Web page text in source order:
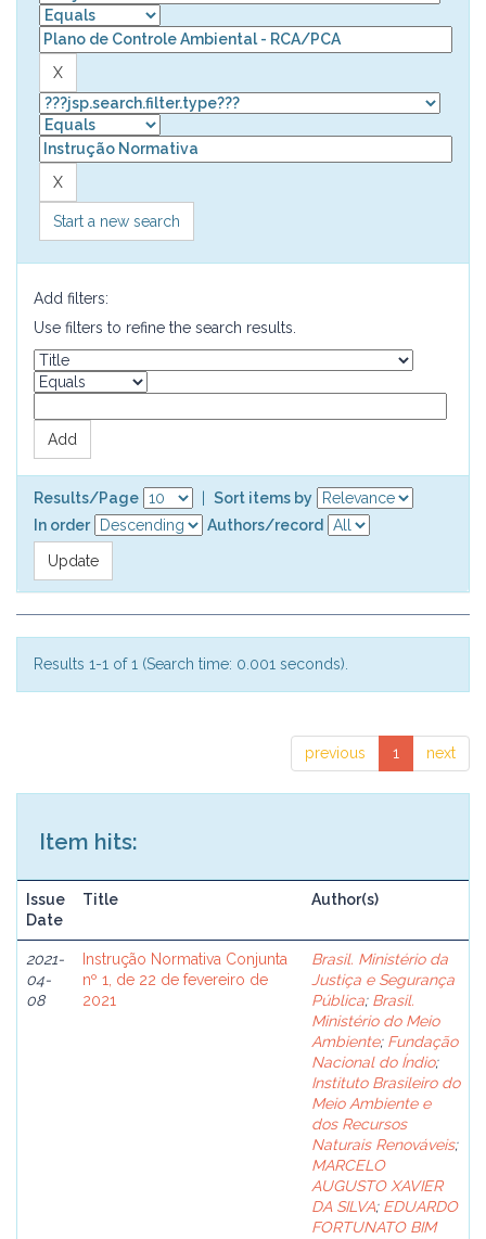
Start a new search
Add filters:
Use filters to refine the search results.
Results/Page
Sort items by
In order
Authors/record
Results 1-1 of 1 (Search time: 0.001 seconds).
previous 1 next
Item hits:
Issue
Date
Title Author(s)
2021-
04-
08
Instrução Normativa Conjunta
nº 1, de 22 de fevereiro de
2021
Brasil. Ministério da
Justiça e Segurança
Pública; Brasil.
Ministério do Meio
Ambiente; Fundação
Nacional do Índio;
Instituto Brasileiro do
Meio Ambiente e
dos Recursos
Naturais Renováveis;
MARCELO
AUGUSTO XAVIER
DA SILVA; EDUARDO
FORTUNATO BIM